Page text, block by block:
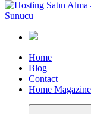
Home
Blog
Contact
Home Magazine